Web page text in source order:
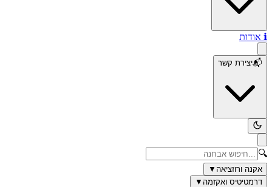
ℹ️ אודות
📬יצירת קשר
🔍
אקנה ורוזציאה ▼
דרמטיטיס ואקזמה ▼